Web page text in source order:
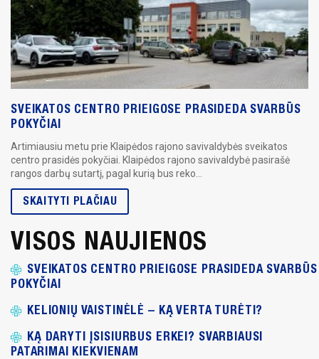
SVEIKATOS CENTRO PRIEIGOSE PRASIDEDA SVARBŪS
POKYČIAI
Artimiausiu metu prie Klaipėdos rajono savivaldybės sveikatos
centro prasidės pokyčiai. Klaipėdos rajono savivaldybė pasirašė
rangos darbų sutartį, pagal kurią bus reko...
SKAITYTI PLAČIAU
VISOS NAUJIENOS
SVEIKATOS CENTRO PRIEIGOSE PRASIDEDA SVARBŪS
POKYČIAI
KELIONIŲ VAISTINĖLĖ – KĄ VERTA TURĖTI?
KĄ DARYTI ĮSISIURBUS ERKEI? SVARBIAUSI
PATARIMAI KIEKVIENAM